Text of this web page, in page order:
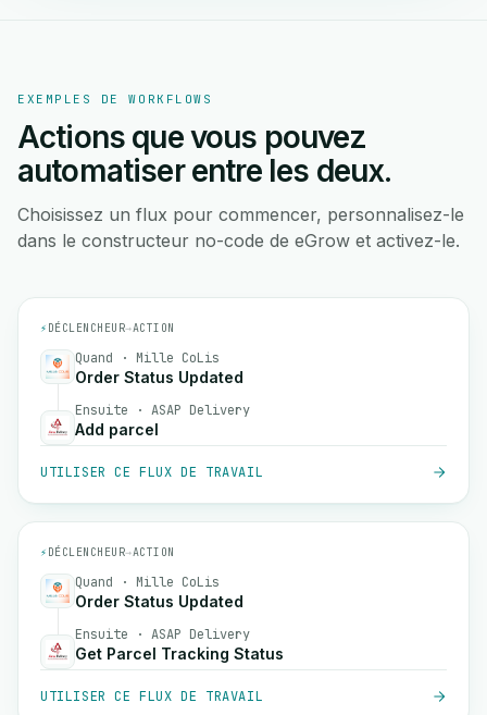
EXEMPLES DE WORKFLOWS
Actions que vous pouvez
automatiser entre les deux.
Choisissez un flux pour commencer, personnalisez-le
dans le constructeur no-code de eGrow et activez-le.
⚡ DÉCLENCHEUR→ACTION
Quand · Mille CoLis
Order Status Updated
Ensuite · ASAP Delivery
Add parcel
UTILISER CE FLUX DE TRAVAIL
⚡ DÉCLENCHEUR→ACTION
Quand · Mille CoLis
Order Status Updated
Ensuite · ASAP Delivery
Get Parcel Tracking Status
UTILISER CE FLUX DE TRAVAIL